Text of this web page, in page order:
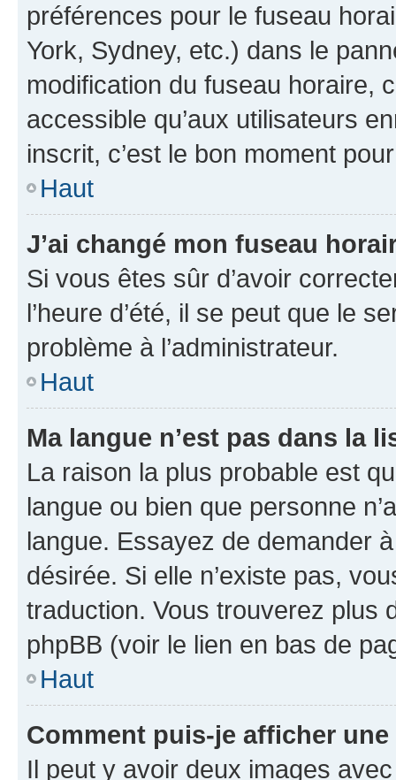
préférences pour le fuseau
York, Sydney, etc.) dans le
modification du fuseau horaire,
accessible qu’aux utilisateurs
inscrit, c’est le bon moment
Haut
J’ai changé mon fuseau
Si vous êtes sûr d’avoir
l’heure d’été, il se peut que le
problème à l’administrateur.
Haut
Ma langue n’est pas dans la
La raison la plus probable est
langue ou bien que personne
langue. Essayez de demander
désirée. Si elle n’existe pas,
traduction. Vous trouverez plus
phpBB (voir le lien en bas de
Haut
Comment puis-je afficher
Il peut y avoir deux images